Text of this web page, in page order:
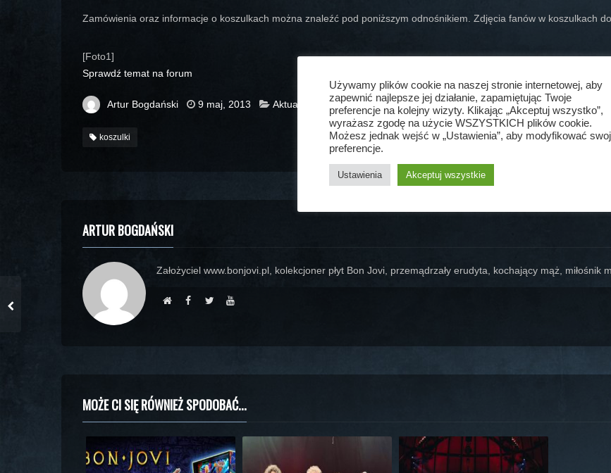
Zamówienia oraz informacje o koszulkach można znaleźć pod poniższym odnośnikiem. Zdjęcia fanów w koszulkach
[Foto1]
Sprawdź temat na forum
Artur Bogdański 9 maj, 2013 Aktualności
koszulki
ARTUR BOGDAŃSKI
Założyciel www.bonjovi.pl, kolekcjoner płyt Bon Jovi, przemądrzały erudyta, kochający mąż, miłośnik
MOŻE CI SIĘ RÓWNIEŻ SPODOBAĆ...
Używamy plików cookie na naszej stronie internetowej, aby
zapewnić najlepsze jej działanie, zapamiętując Twoje
preferencje na kolejny wizyty. Klikając „Akceptuj wszystko”,
wyrażasz zgodę na użycie WSZYSTKICH plików cookie.
Możesz jednak wejść w „Ustawienia”, aby modyfikować
preferencje.
Ustawienia Akceptuj wszystkie